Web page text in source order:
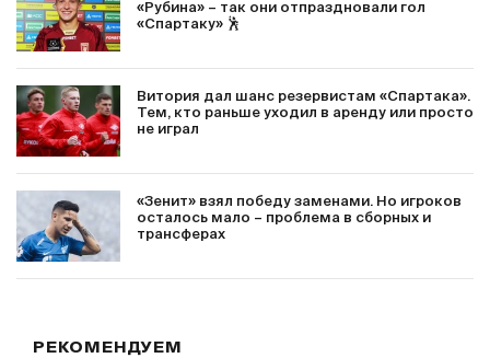
«Рубина» – так они отпраздновали гол
«Спартаку» 🕺
Витория дал шанс резервистам «Спартака».
Тем, кто раньше уходил в аренду или просто
не играл
«Зенит» взял победу заменами. Но игроков
осталось мало – проблема в сборных и
трансферах
РЕКОМЕНДУЕМ